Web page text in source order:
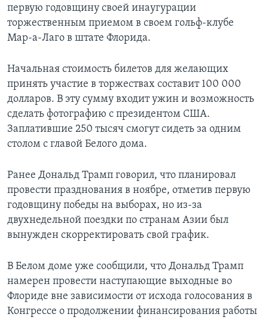
первую годовщину своей инаугурации
торжественным приемом в своем гольф-клубе
Мар-а-Лаго в штате Флорида.
Начальная стоимость билетов для желающих
принять участие в торжествах составит 100 000
долларов. В эту сумму входит ужин и возможность
сделать фотографию с президентом США.
Заплатившие 250 тысяч смогут сидеть за одним
столом с главой Белого дома.
Ранее Дональд Трамп говорил, что планировал
провести празднования в ноябре, отметив первую
годовщину победы на выборах, но из-за
двухнедельной поездки по странам Азии был
вынужден скорректировать свой график.
В Белом доме уже сообщили, что Дональд Трамп
намерен провести наступающие выходные во
Флориде вне зависимости от исхода голосования в
Конгрессе о продолжении финансирования работы